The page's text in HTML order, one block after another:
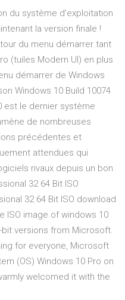
du système d’exploitation
la version finale !
du menu démarrer tant
(tuiles Modern UI) en plus
démarrer de Windows
Windows 10 Build 10074
est le dernier système
de nombreuses
précédentes et
attendues qui
rivaux depuis un bon
32 64 Bit ISO
32 64 Bit ISO download
ISO image of windows 10
versions from Microsoft.
for everyone, Microsoft
(OS) Windows 10 Pro on
welcomed it with the